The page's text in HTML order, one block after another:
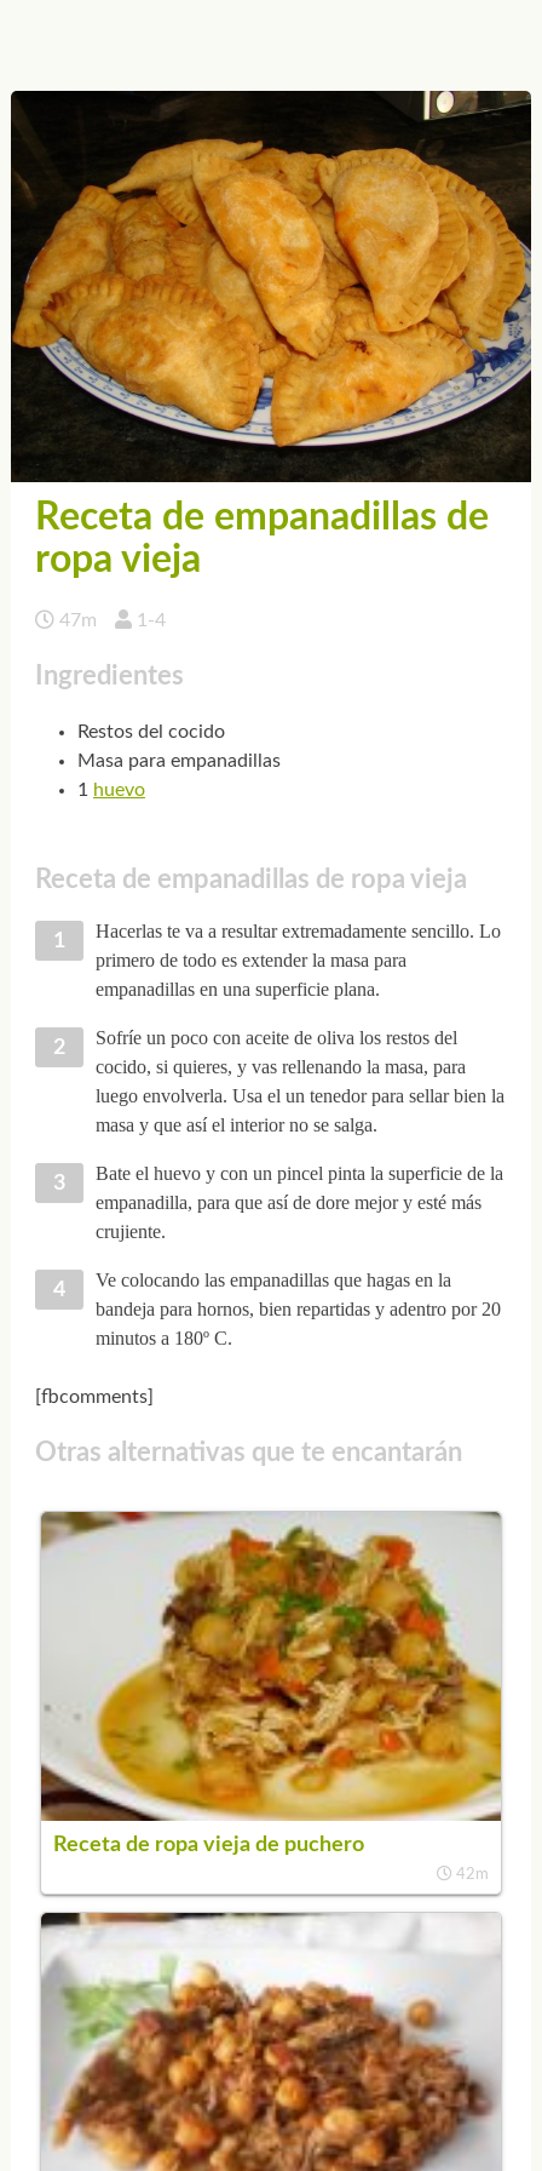
Receta de empanadillas de
ropa vieja
47m 1-4
Ingredientes
Restos del cocido
Masa para empanadillas
1 huevo
Receta de empanadillas de ropa vieja
Hacerlas te va a resultar extremadamente sencillo. Lo
primero de todo es extender la masa para
empanadillas en una superficie plana.
Sofríe un poco con aceite de oliva los restos del
cocido, si quieres, y vas rellenando la masa, para
luego envolverla. Usa el un tenedor para sellar bien la
masa y que así el interior no se salga.
Bate el huevo y con un pincel pinta la superficie de la
empanadilla, para que así de dore mejor y esté más
crujiente.
Ve colocando las empanadillas que hagas en la
bandeja para hornos, bien repartidas y adentro por 20
minutos a 180º C.
[fbcomments]
Otras alternativas que te encantarán
Receta de ropa vieja de puchero
42m